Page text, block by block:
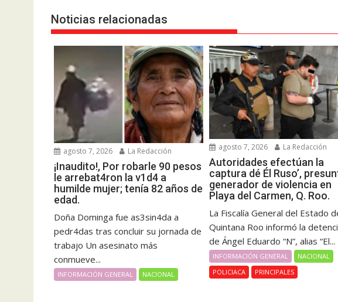
Noticias relacionadas
agosto 7, 2026 La Redacción
¡Inaudito!, Por robarle 90 pesos
le arrebat4ron la v1d4 a
humilde mujer; tenía 82 años de
edad.
Doña Dominga fue as3sin4da a
pedr4das tras concluir su jornada de
trabajo Un asesinato más
conmueve...
INFORMACIÓN GENERAL NACIONAL
agosto 7, 2026 La Redacción
Autoridades efectúan la
captura dé Él Ruso’,
generador de violencia en
Playa del Carmen, Q. Roo.
La Fiscalía General del Estado
Quintana Roo informó la
de Ángel Eduardo “N”, alias “El...
INFORMACIÓN GENERAL
NACIONAL
POLICIACA
PRINCIPALES